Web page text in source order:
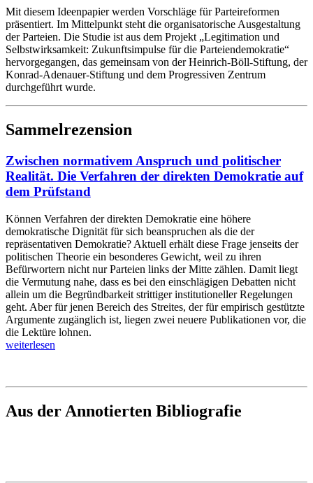
Mit diesem Ideenpapier werden Vorschläge für Parteireformen
präsentiert. Im Mittelpunkt steht die organisatorische Ausgestaltung
der Parteien. Die Studie ist aus dem Projekt „Legitimation und
Selbstwirksamkeit: Zukunftsimpulse für die Parteiendemokratie“
hervorgegangen, das gemeinsam von der Heinrich-Böll-Stiftung, der
Konrad-Adenauer-Stiftung und dem Progressiven Zentrum
durchgeführt wurde.
Sammelrezension
Zwischen normativem Anspruch und politischer
Realität. Die Verfahren der direkten Demokratie auf
dem Prüfstand
Können Verfahren der direkten Demokratie eine höhere
demokratische Dignität für sich beanspruchen als die der
repräsentativen Demokratie? Aktuell erhält diese Frage jenseits der
politischen Theorie ein besonderes Gewicht, weil zu ihren
Befürwortern nicht nur Parteien links der Mitte zählen. Damit liegt
die Vermutung nahe, dass es bei den einschlägigen Debatten nicht
allein um die Begründbarkeit strittiger institutioneller Regelungen
geht. Aber für jenen Bereich des Streites, der für empirisch gestützte
Argumente zugänglich ist, liegen zwei neuere Publikationen vor, die
die Lektüre lohnen.
weiterlesen
Aus der Annotierten Bibliografie